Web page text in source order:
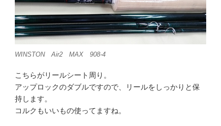
WINSTON Air2 MAX 908-4
こちらがリールシート周り。
アップロックのダブルですので、リールをしっかりと保
持します。
コルクもいいもの使ってますね。